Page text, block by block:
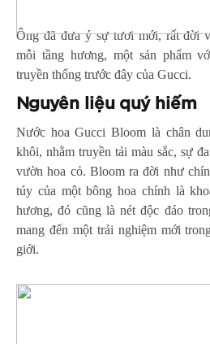
Ông đã đưa ý sự tươi mới, rất đời
mỗi tầng hương, một sản phẩm
truyền thống trước đây của Gucci.
Nguyên liệu quý hiếm
Nước hoa Gucci Bloom là chân
khôi, nhằm truyền tải màu sắc, sự
vườn hoa cỏ. Bloom ra đời như
túy của một bông hoa chính là
hương, đó cũng là nét độc đáo
mang đến một trải nghiệm mới
giới.